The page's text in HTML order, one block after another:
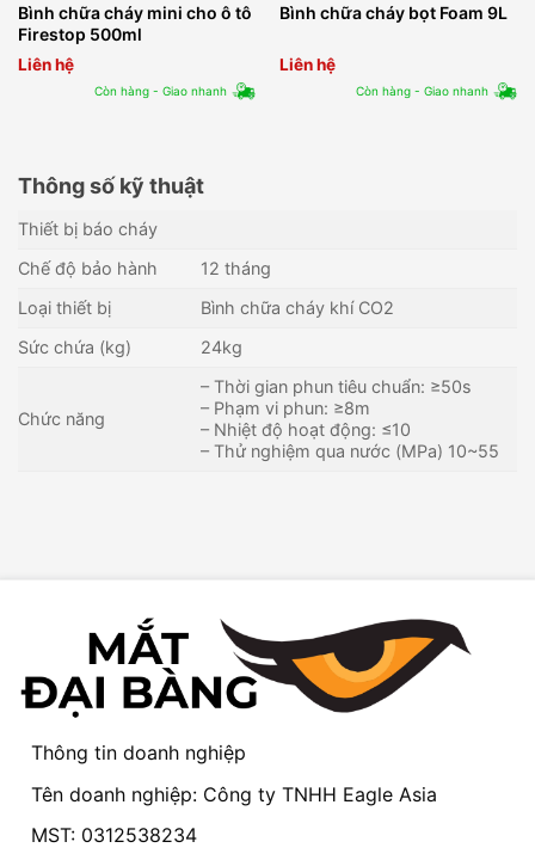
Bình chữa cháy mini cho ô tô
Firestop 500ml
Liên hệ
Còn hàng - Giao nhanh
Bình chữa cháy bọt Foam 9L
Liên hệ
Còn hàng - Giao nhanh
Thông số kỹ thuật
Thiết bị báo cháy
Chế độ bảo hành
12 tháng
Loại thiết bị
Bình chữa cháy khí CO2
Sức chứa (kg)
24kg
Chức năng
– Thời gian phun tiêu chuẩn: ≥50s
– Phạm vi phun: ≥8m
– Nhiệt độ hoạt động: ≤10
– Thử nghiệm qua nước (MPa) 10~55
Thông tin doanh nghiệp
Tên doanh nghiệp: Công ty TNHH Eagle Asia
MST: 0312538234